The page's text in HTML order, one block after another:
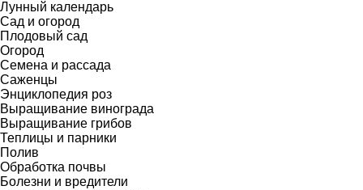
Лунный календарь
Сад и огород
Плодовый сад
Огород
Семена и рассада
Саженцы
Энциклопедия роз
Выращивание винограда
Выращивание грибов
Теплицы и парники
Полив
Обработка почвы
Болезни и вредители